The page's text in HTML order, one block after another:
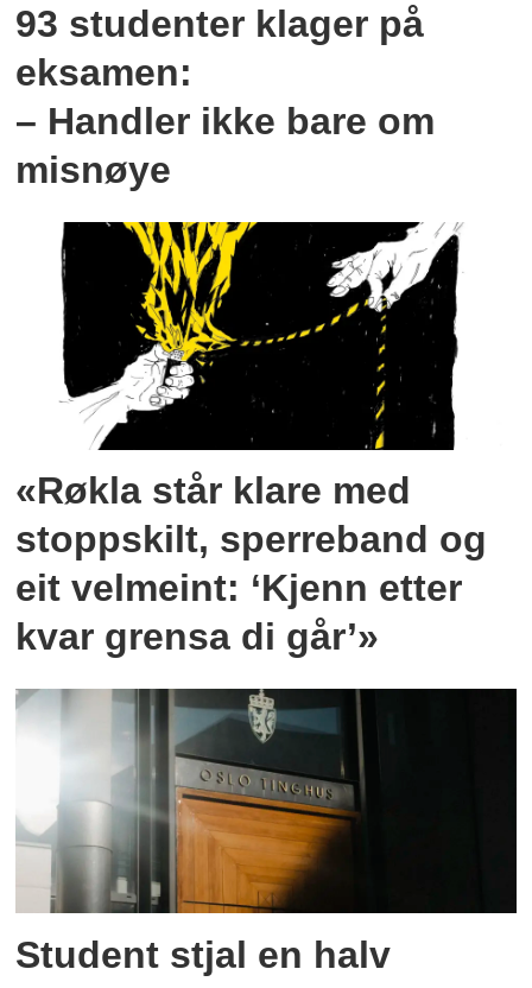
93 studenter klager på
eksamen:
– Handler ikke bare om
misnøye
«Røkla står klare med
stoppskilt, sperreband og
eit velmeint: ‘Kjenn etter
kvar grensa di går’»
Student stjal en halv